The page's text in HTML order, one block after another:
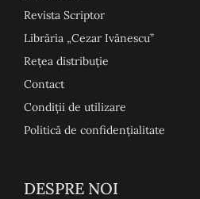
Revista Scriptor
Librăria „Cezar Ivănescu”
Rețea distribuție
Contact
Condiţii de utilizare
Politică de confidențialitate
DESPRE NOI